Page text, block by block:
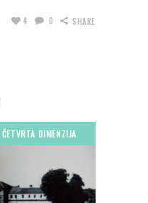
4 0 SHARE
ČETVRTA DIMENZIJA